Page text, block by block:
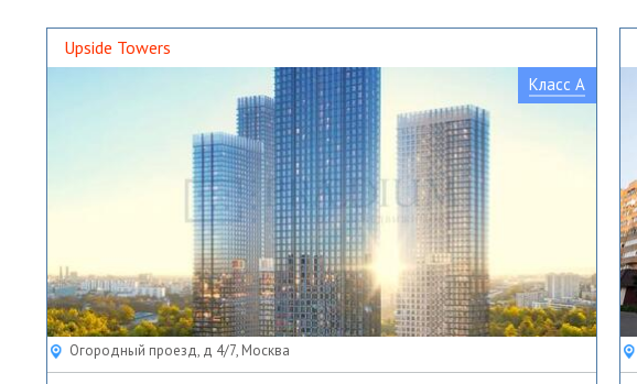
Upside Towers
Класс A
Огородный проезд, д 4/7, Москва